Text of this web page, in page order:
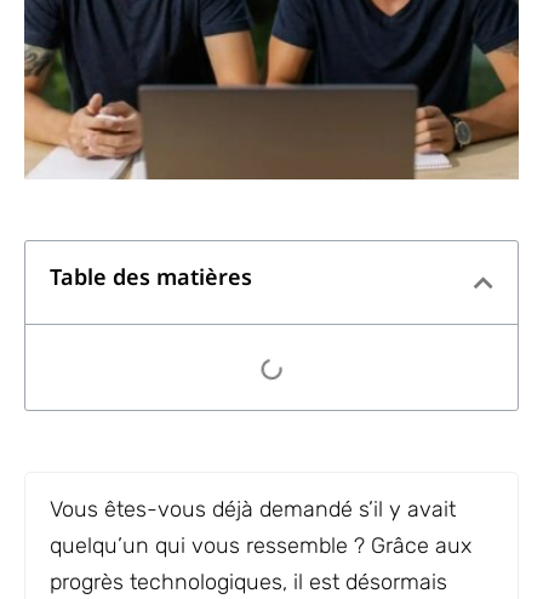
Table des matières
Vous êtes-vous déjà demandé s’il y avait
quelqu’un qui vous ressemble ? Grâce aux
progrès technologiques, il est désormais